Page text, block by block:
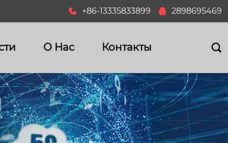
 +86-13335833899  2898695469
О Hас Контакты 